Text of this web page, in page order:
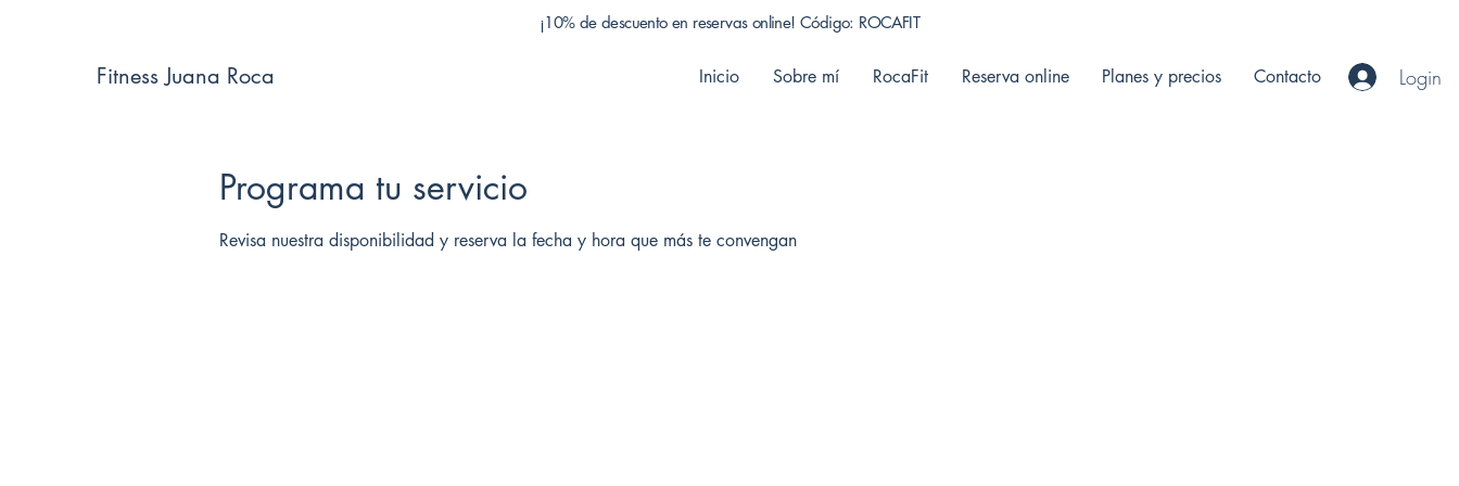
¡10% de descuento en reservas online! Código: ROCAFIT
Fitness Juana Roca Inicio Sobre mí RocaFit Reserva online Planes y precios Contacto Login
Programa tu servicio
Revisa nuestra disponibilidad y reserva la fecha y hora que más te convengan